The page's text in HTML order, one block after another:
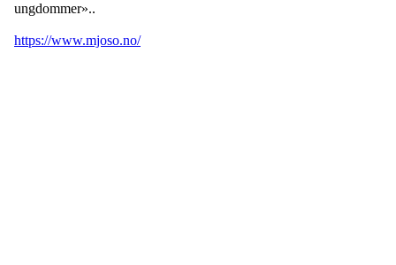
ungdommer»..
https://www.mjoso.no/